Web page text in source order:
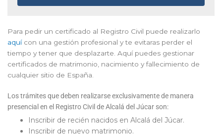
Para pedir un certificado al Registro Civil puede realizarlo
aquícon una gestión profesional y te evitaras perder el
tiempo y tener que desplazarte. Aquí puedes gestionar
certificados de matrimonio, nacimiento y fallecimiento de
cualquier sitio de España.
Los trámites que deben realizarse exclusivamente de manera
presencial en el Registro Civil de Alcalá del Júcar son:
Inscribir de recién nacidos en Alcalá del Júcar.
Inscribir de nuevo matrimonio.